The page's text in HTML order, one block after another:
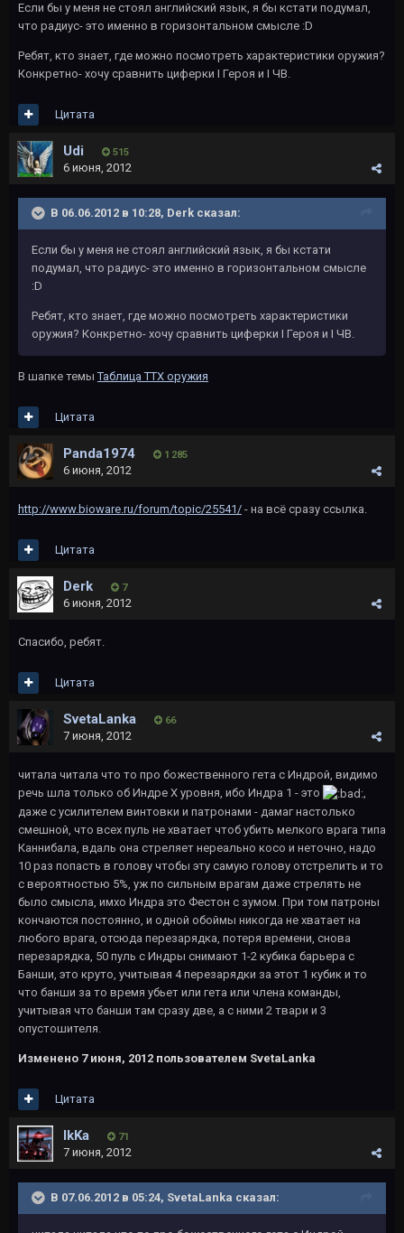
Если бы у меня не стоял английский язык, я бы кстати подумал,
что радиус- это именно в горизонтальном смысле :D
Ребят, кто знает, где можно посмотреть характеристики оружия?
Конкретно- хочу сравнить циферки I Героя и I ЧВ.
Цитата
Udi 515
6 июня, 2012
В 06.06.2012 в 10:28, Derk сказал:
Если бы у меня не стоял английский язык, я бы кстати
подумал, что радиус- это именно в горизонтальном смысле
:D
Ребят, кто знает, где можно посмотреть характеристики
оружия? Конкретно- хочу сравнить циферки I Героя и I ЧВ.
В шапке темыТаблица ТТХ оружия
Цитата
Panda1974 1 285
6 июня, 2012
http://www.bioware.ru/forum/topic/25541/ - на всё сразу ссылка.
Цитата
Derk 7
6 июня, 2012
Спасибо, ребят.
Цитата
SvetaLanka 66
7 июня, 2012
читала читала что то про божественного гета с Индрой, видимо
речь шла только об Индре Х уровня, ибо Индра 1 - это
,
даже с усилителем винтовки и патронами - дамаг настолько
смешной, что всех пуль не хватает чтоб убить мелкого врага типа
Каннибала, вдаль она стреляет нереально косо и неточно, надо
10 раз попасть в голову чтобы эту самую голову отстрелить и то
с вероятностью 5%, уж по сильным врагам даже стрелять не
было смысла, имхо Индра это Фестон с зумом. При том патроны
кончаются постоянно, и одной обоймы никогда не хватает на
любого врага, отсюда перезарядка, потеря времени, снова
перезарядка, 50 пуль с Индры снимают 1-2 кубика барьера с
Банши, это круто, учитывая 4 перезарядки за этот 1 кубик и то
что банши за то время убьет или гета или члена команды,
учитывая что банши там сразу две, а с ними 2 твари и 3
опустошителя.
Изменено 7 июня, 2012 пользователем SvetaLanka
Цитата
IkKa 71
7 июня, 2012
В 07.06.2012 в 05:24, SvetaLanka сказал: